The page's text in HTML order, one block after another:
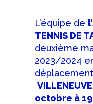
L’équipe de
TENNIS DE
deuxième
2023/2024
octobre à